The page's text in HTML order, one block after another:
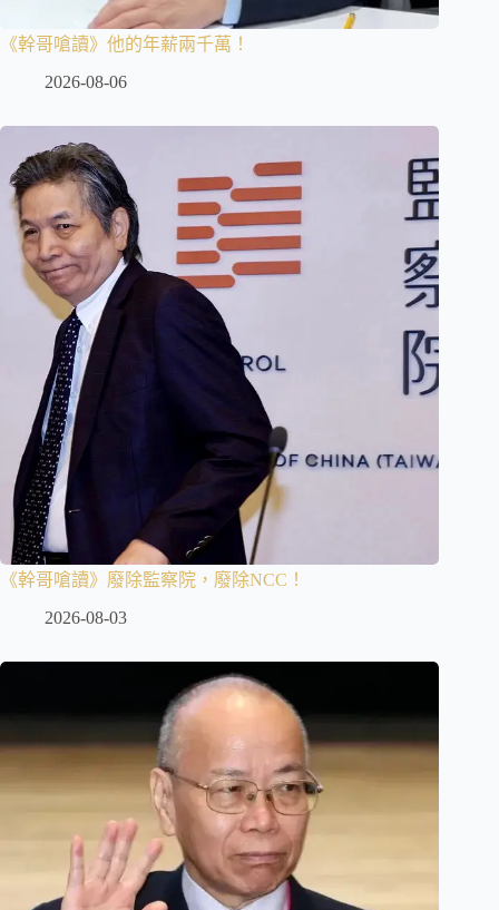
《幹哥嗆讀》他的年薪兩千萬！
2026-08-06
《幹哥嗆讀》廢除監察院，廢除NCC！
2026-08-03